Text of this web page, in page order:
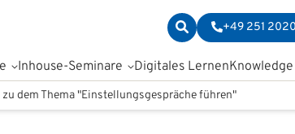
+49 251
Inhouse-Seminare Digitales Lernen
dem Thema "Einstellungsgespräche führen"